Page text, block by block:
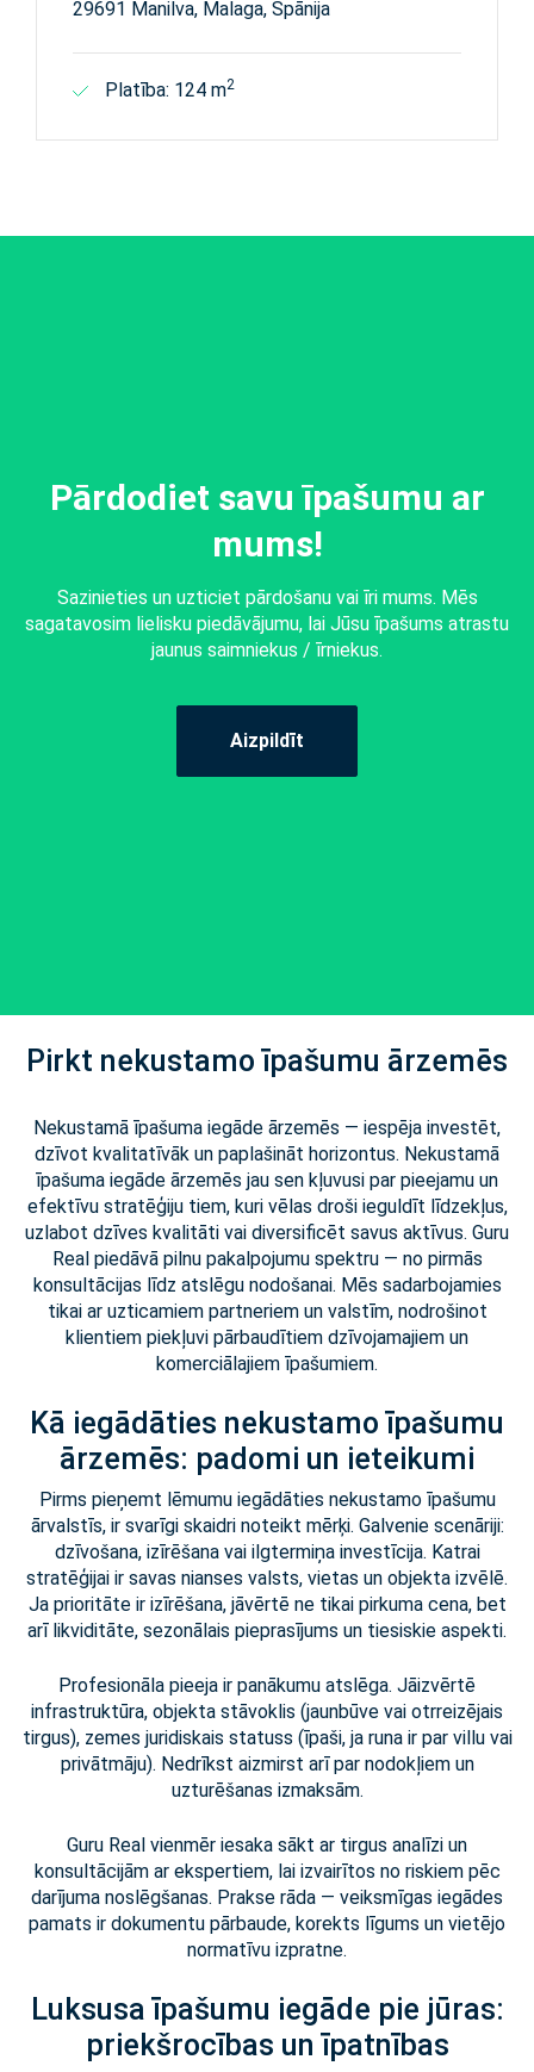
29691 Manilva, Malaga, Spānija
Platība: 124 m2
Pārdodiet savu īpašumu ar
mums!
Sazinieties un uzticiet pārdošanu vai īri mums. Mēs
sagatavosim lielisku piedāvājumu, lai Jūsu īpašums atrastu
jaunus saimniekus / īrniekus.
Aizpildīt
Pirkt nekustamo īpašumu ārzemēs
Nekustamā īpašuma iegāde ārzemēs — iespēja investēt,
dzīvot kvalitatīvāk un paplašināt horizontus. Nekustamā
īpašuma iegāde ārzemēs jau sen kļuvusi par pieejamu un
efektīvu stratēģiju tiem, kuri vēlas droši ieguldīt līdzekļus,
uzlabot dzīves kvalitāti vai diversificēt savus aktīvus. Guru
Real piedāvā pilnu pakalpojumu spektru — no pirmās
konsultācijas līdz atslēgu nodošanai. Mēs sadarbojamies
tikai ar uzticamiem partneriem un valstīm, nodrošinot
klientiem piekļuvi pārbaudītiem dzīvojamajiem un
komerciālajiem īpašumiem.
Kā iegādāties nekustamo īpašumu
ārzemēs: padomi un ieteikumi
Pirms pieņemt lēmumu iegādāties nekustamo īpašumu
ārvalstīs, ir svarīgi skaidri noteikt mērķi. Galvenie scenāriji:
dzīvošana, izīrēšana vai ilgtermiņa investīcija. Katrai
stratēģijai ir savas nianses valsts, vietas un objekta izvēlē.
Ja prioritāte ir izīrēšana, jāvērtē ne tikai pirkuma cena, bet
arī likviditāte, sezonālais pieprasījums un tiesiskie aspekti.
Profesionāla pieeja ir panākumu atslēga. Jāizvērtē
infrastruktūra, objekta stāvoklis (jaunbūve vai otrreizējais
tirgus), zemes juridiskais statuss (īpaši, ja runa ir par villu vai
privātmāju). Nedrīkst aizmirst arī par nodokļiem un
uzturēšanas izmaksām.
Guru Real vienmēr iesaka sākt ar tirgus analīzi un
konsultācijām ar ekspertiem, lai izvairītos no riskiem pēc
darījuma noslēgšanas. Prakse rāda — veiksmīgas iegādes
pamats ir dokumentu pārbaude, korekts līgums un vietējo
normatīvu izpratne.
Luksusa īpašumu iegāde pie jūras:
priekšrocības un īpatnības